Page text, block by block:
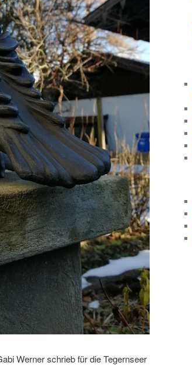
Werner schrieb für die Tegernseer